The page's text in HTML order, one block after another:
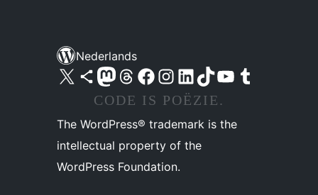
Nederlands
Bezoek ons X (voorheen Twitter) account
Bezoek ons Bluesky account
Bezoek ons Mastodon account
Bezoek ons Threads account
Onze Facebook pagina bezoeken
Bezoek ons Instagram account
Bezoek ons LinkedIn account
Bezoek ons TikTok account
Bezoek ons YouTube kanaalBezoek ons Tumblr account
CODE IS POËZIE.
The WordPress® trademark is the
intellectual property of the
WordPress Foundation.